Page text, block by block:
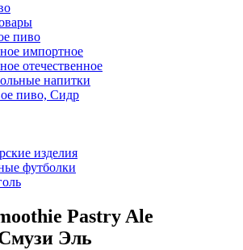
пиво
импортное
отечественное
напитки
пиво, Сидр
изделия
футболки
Pastry Ale
Эль